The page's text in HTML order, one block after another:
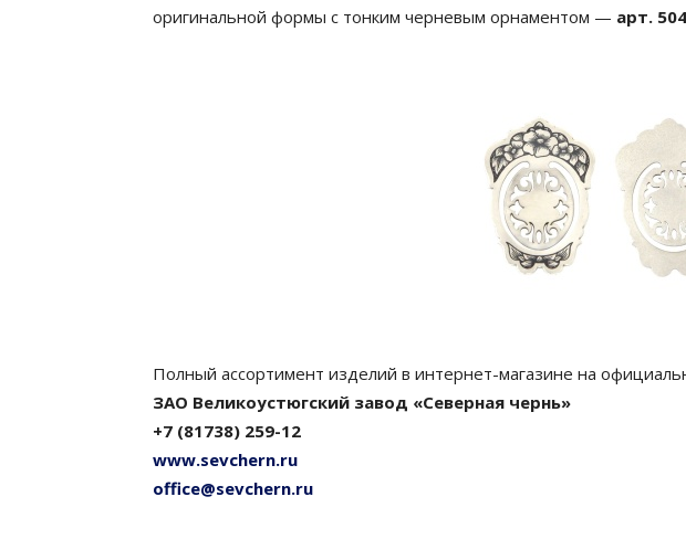
оригинальной формы с тонким черневым орнаментом — арт.
Полный ассортимент изделий в интернет-магазине на
ЗАО Великоустюгский завод «Северная чернь»
+7 (81738) 259-12
www.sevchern.ru
office@sevchern.ru